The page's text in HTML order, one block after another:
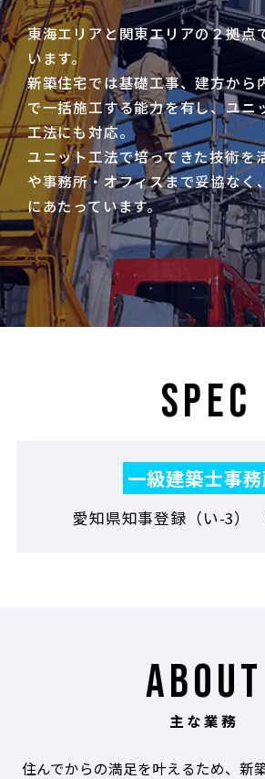
東海エリアと関東エリアの２拠点
います。
新築住宅では基礎工事、建方から
で一括施工する能力を有し、ユニ
工法にも対応。
ユニット工法で培ってきた技術を
や事務所・ オフィスまで妥協なく
にあたっています。
SPEC
一級建築士事
愛知県知事登録（い-3）
ABOUT
主な業務
住んでからの満足を叶えるため、新